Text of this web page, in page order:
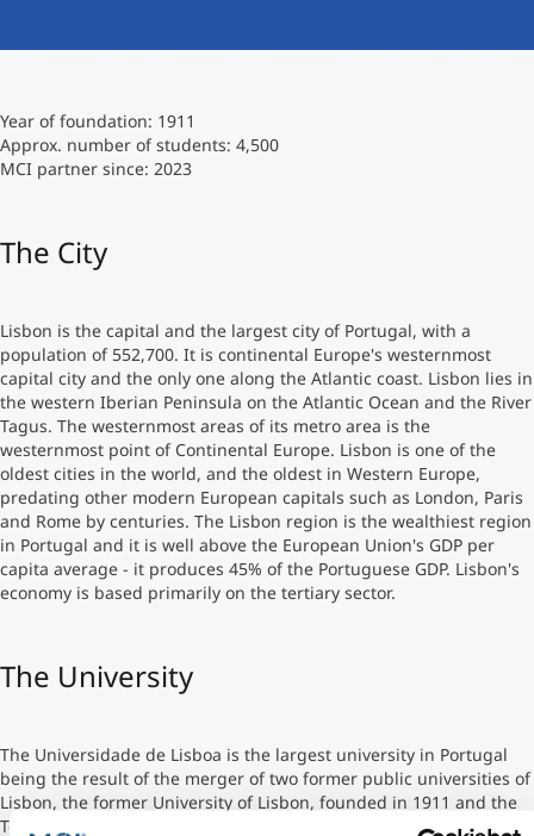
Forschung am MCI
Micro Degrees
Micro Credentials
Technische Weiterbildung
Maßgeschneiderte Programme
Studienberatung
Year of foundation: 1911
Approx. number of students: 4,500
MCI partner since: 2023
The City
Lisbon is the capital and the largest city of Portugal, with a
population of 552,700. It is continental Europe's westernmost
capital city and the only one along the Atlantic coast. Lisbon lies in
the western Iberian Peninsula on the Atlantic Ocean and the River
Tagus. The westernmost areas of its metro area is the
westernmost point of Continental Europe. Lisbon is one of the
oldest cities in the world, and the oldest in Western Europe,
predating other modern European capitals such as London, Paris
and Rome by centuries. The Lisbon region is the wealthiest region
in Portugal and it is well above the European Union's GDP per
capita average - it produces 45% of the Portuguese GDP. Lisbon's
economy is based primarily on the tertiary sector.
The University
The Universidade de Lisboa is the largest university in Portugal
being the result of the merger of two former public universities of
Lisbon, the former University of Lisbon, founded in 1911 and the
Technical University of Lisbon, founded in 1930.